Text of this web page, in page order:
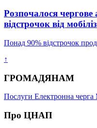
Розпочалося
відстрочок від
Понад 90% відстрочок
↑
ГРОМАДЯНАМ
Послуги Електронна черга
Про ЦНАП